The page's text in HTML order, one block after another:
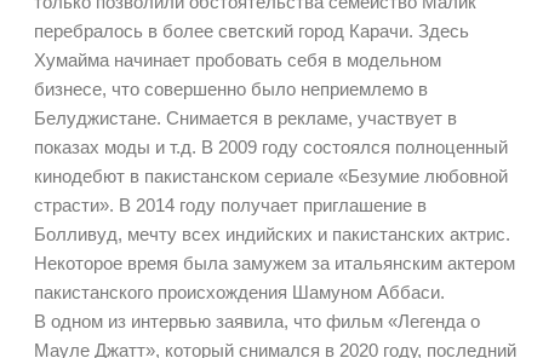
перебралось в более светский город Карачи. Здесь
Хумайма начинает пробовать себя в модельном
бизнесе, что совершенно было неприемлемо в
Белуджистане. Снимается в рекламе, участвует в
показах моды и т.д. В 2009 году состоялся полноценный
кинодебют в пакистанском сериале «Безумие любовной
страсти». В 2014 году получает приглашение в
Болливуд, мечту всех индийских и пакистанских актрис.
Некоторое время была замужем за итальянским актером
пакистанского происхождения Шамуном Аббаси.
В одном из интервью заявила, что фильм «Легенда о
Мауле Джатт», который снимался в 2020 году, последний